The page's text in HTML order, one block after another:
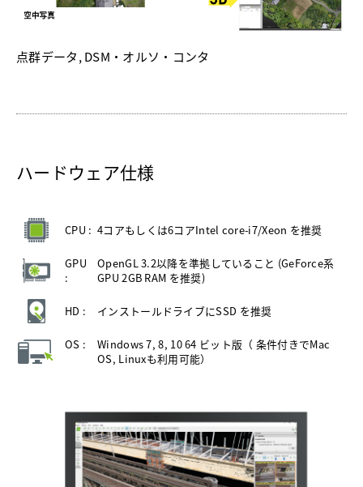
点群データ, DSM・オルソ・コンタ
ハードウェア仕様
CPU : 4コアもしくは6コアIntel core-i7/Xeon を推奨
GPU
:
OpenGL 3.2以降を準拠していること (GeForce系
GPU 2GB RAM を推奨)
HD : インストールドライブにSSD を推奨
OS :
Windows 7, 8, 10 64 ビット版（ 条件付きでMac
OS, Linuxも利用可能）